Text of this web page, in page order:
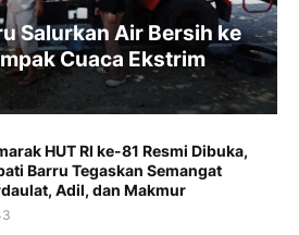
Salurkan Air Bersih ke
Cuaca Ekstrim
HUT RI ke-81 Resmi Dibuka,
Barru Tegaskan Semangat
Adil, dan Makmur